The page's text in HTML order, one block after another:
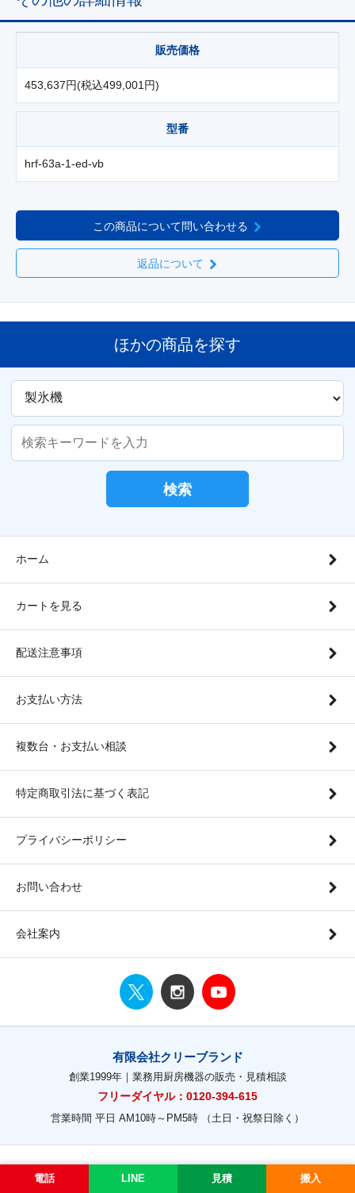
販売価格
453,637円(税込499,001円)
型番
hrf-63a-1-ed-vb
この商品について問い合わせる
返品について
ほかの商品を探す
検索
ホーム
カートを見る
配送注意事項
お支払い方法
複数台・お支払い相談
特定商取引法に基づく表記
プライバシーポリシー
お問い合わせ
会社案内
有限会社クリーブランド
創業1999年｜業務用厨房機器の販売・見積相談
フリーダイヤル：0120-394-615
営業時間 平日 AM10時～PM5時 （土日・祝祭日除く）
電話 LINE 見積 搬入